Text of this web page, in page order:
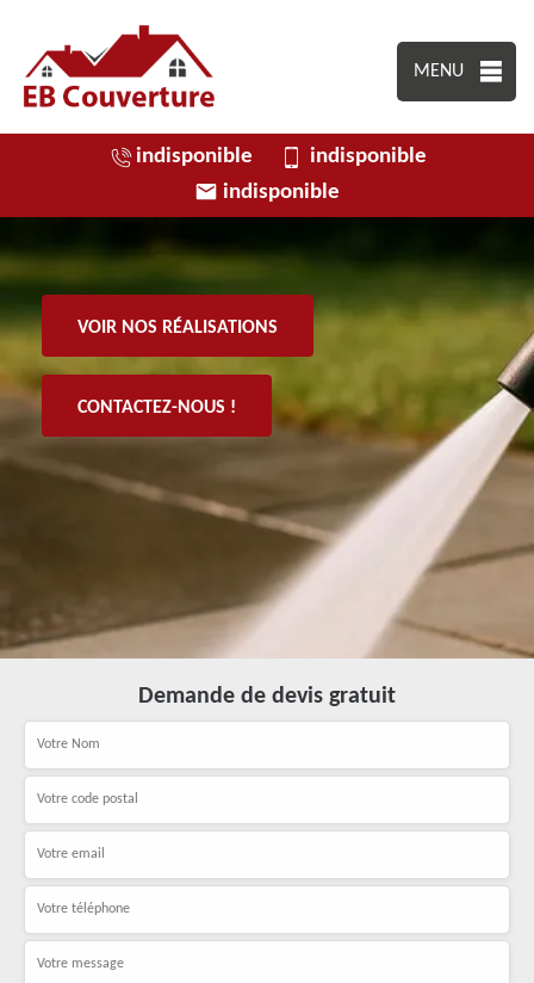
MENU
indisponible
indisponible
indisponible
VOIR NOS RÉALISATIONS
CONTACTEZ-NOUS !
Demande de devis gratuit